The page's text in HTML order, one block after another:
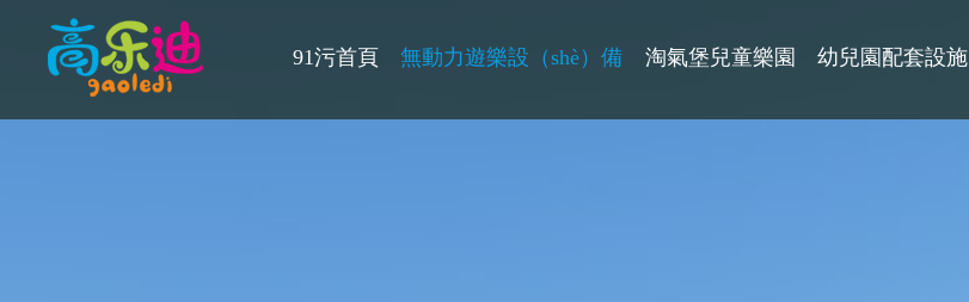
91污首頁 無動力遊樂設（shè）備 淘氣堡兒童樂園 幼兒園配套設施